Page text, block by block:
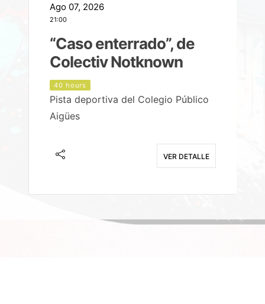
Ago 07, 2026
21:00
“Caso enterrado”, de
Colectiv Notknown
40 hours
Pista deportiva del Colegio Público
Aigües
VER DETALLE